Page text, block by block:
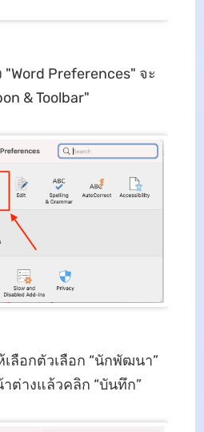
Preferences" จะ
& Toolbar"
ลือกตัวเลือก “นักพัฒนา”
ต่างแล้วคลิก “บันทึก”